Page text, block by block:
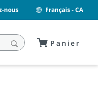
nous Français - CA
Panier